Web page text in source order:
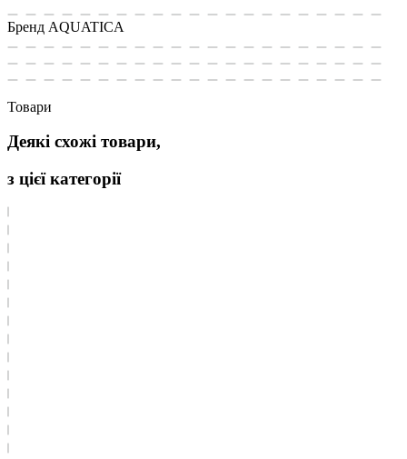
Бренд AQUATICA
Товари
Деякі схожі товари,
з цієї категорії